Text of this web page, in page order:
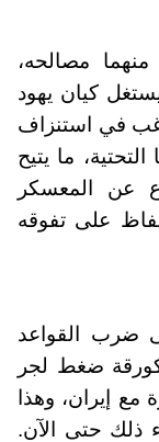
مصالحه،
كيان يهود
في استنزاف
ما يتيح
عن المعسكر
على تفوقه
ضرب القواعد
كورقة ضغط لجر
إيران، وهذا
ذلك حتى الآن.